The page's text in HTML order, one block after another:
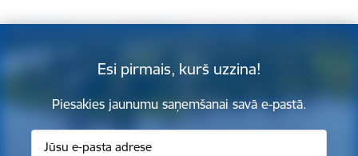
Esi pirmais, kurš uzzina!
Piesakies jaunumu saņemšanai savā e-pastā.